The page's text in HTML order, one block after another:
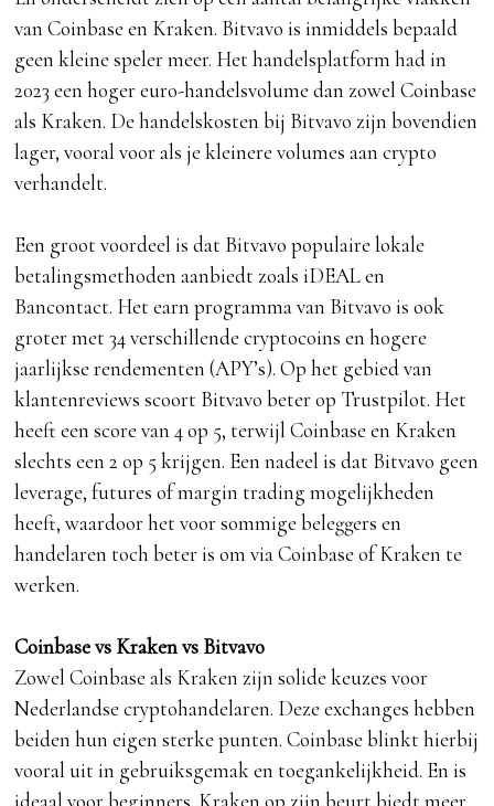
van Coinbase en Kraken. Bitvavo is inmiddels bepaald
geen kleine speler meer. Het handelsplatform had in
2023 een hoger euro-handelsvolume dan zowel Coinbase
als Kraken. De handelskosten bij Bitvavo zijn bovendien
lager, vooral voor als je kleinere volumes aan crypto
verhandelt.
Een groot voordeel is dat Bitvavo populaire lokale
betalingsmethoden aanbiedt zoals iDEAL en
Bancontact. Het earn programma van Bitvavo is ook
groter met 34 verschillende cryptocoins en hogere
jaarlijkse rendementen (APY’s). Op het gebied van
klantenreviews scoort Bitvavo beter op Trustpilot. Het
heeft een score van 4 op 5, terwijl Coinbase en Kraken
slechts een 2 op 5 krijgen. Een nadeel is dat Bitvavo geen
leverage, futures of margin trading mogelijkheden
heeft, waardoor het voor sommige beleggers en
handelaren toch beter is om via Coinbase of Kraken te
werken.
Coinbase vs Kraken vs Bitvavo
Zowel Coinbase als Kraken zijn solide keuzes voor
Nederlandse cryptohandelaren. Deze exchanges hebben
beiden hun eigen sterke punten. Coinbase blinkt hierbij
vooral uit in gebruiksgemak en toegankelijkheid. En is